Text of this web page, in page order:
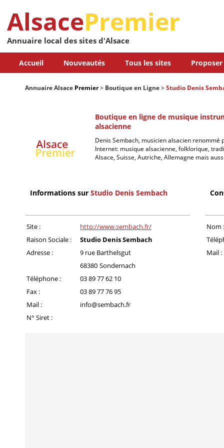
AlsacePremier
Annuaire local des sites d'Alsace
Accueil Nouveautés Tous les sites
Annuaire Alsace Premier> Boutique en Ligne>Studio Denis
Boutique en ligne de musique
alsacienne
Denis Sembach, musicien alsacien renommé
Internet: musique alsacienne, folklorique,
Alsace, Suisse, Autriche, Allemagne mais
Informations sur Studio Denis Sembach
Site :
http://www.sembach.fr/
Raison Sociale :
Studio Denis Sembach
Adresse :
9 rue Barthelsgut
68380 Sondernach
Téléphone :
03 89 77 62 10
Fax :
03 89 77 76 95
Mail :
info@sembach.fr
N° Siret :
Nom :
Mail :